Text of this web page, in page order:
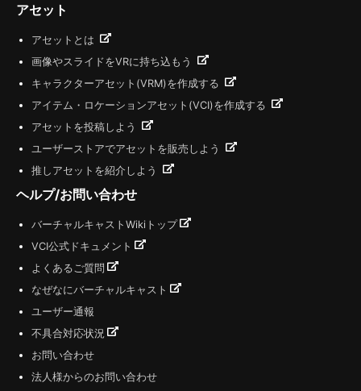
アセット
アセットとは
画像やスライドをVRに持ち込もう
キャラクターアセット(VRM)を作成する
アイテム・ロケーションアセット(VCI)を作成する
アセットを投稿しよう
ユーザーストアでアセットを販売しよう
推しアセットを紹介しよう
ヘルプ/お問い合わせ
バーチャルキャストWikiトップ
VCI公式ドキュメント
よくあるご質問
なぜなにバーチャルキャスト
ユーザー通報
不具合対応状況
お問い合わせ
法人様からのお問い合わせ